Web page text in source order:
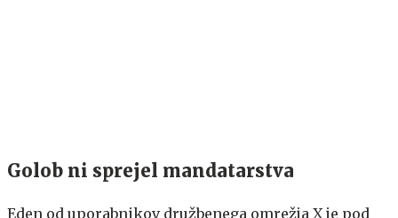
Golob ni sprejel mandatarstva
Eden od uporabnikov družbenega omrežja X je pod